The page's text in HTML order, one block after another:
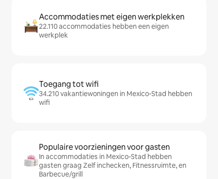
Accommodaties met eigen werkplekken
22.110 accommodaties hebben een eigen
werkplek
Toegang tot wifi
34.210 vakantiewoningen in Mexico-Stad hebben
wifi
Populaire voorzieningen voor gasten
In accommodaties in Mexico-Stad hebben
gasten graag Zelf inchecken, Fitnessruimte, en
Barbecue/grill